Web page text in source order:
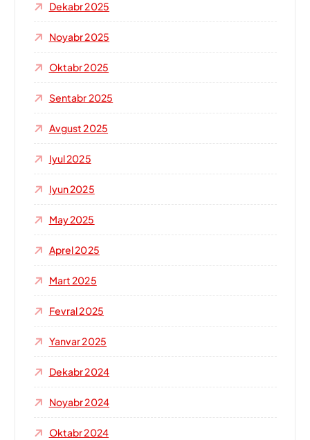
Dekabr 2025
Noyabr 2025
Oktabr 2025
Sentabr 2025
Avgust 2025
Iyul 2025
Iyun 2025
May 2025
Aprel 2025
Mart 2025
Fevral 2025
Yanvar 2025
Dekabr 2024
Noyabr 2024
Oktabr 2024